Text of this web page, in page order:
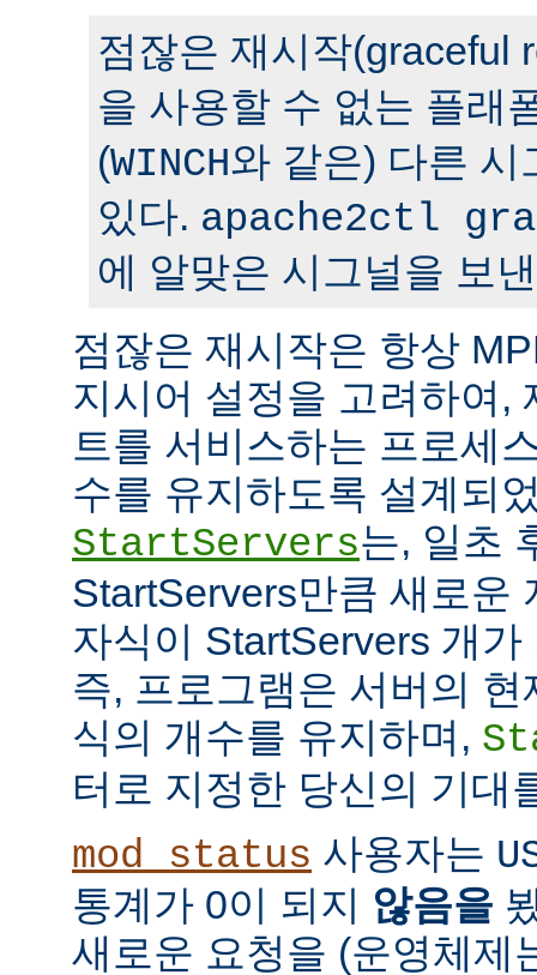
점잖은 재시작(graceful
을 사용할 수 없는 플래
(WINCH와 같은) 다른 시
있다. apache2ctl
에 알맞은 시그널을 보
점잖은 재시작은 항상
지시어 설정을 고려하여,
트를 서비스하는 프로세
수를 유지하도록 설계되
StartServers는, 일초
StartServers만큼 새로운
자식이 StartServers 개
즉, 프로그램은 서버의
식의 개수를 유지하며,
터로 지정한 당신의 기대
mod_status 사용자는
통계가 0이 되지 않음을
새로운 요청을 (운영체제